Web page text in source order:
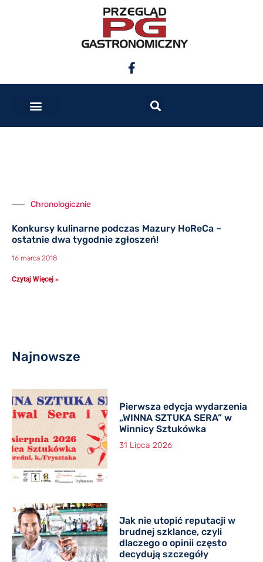
Chronologicznie
Konkursy kulinarne podczas Mazury HoReCa –
ostatnie dwa tygodnie zgłoszeń!
16 marca 2018
Czytaj Więcej »
Najnowsze
Pierwsza edycja wydarzenia
„WINNA SZTUKA SERA” w
Winnicy Sztukówka
31 Lipca 2026
Jak nie utopić reputacji w
brudnej szklance, czyli
dlaczego o opinii często
decydują szczegóły